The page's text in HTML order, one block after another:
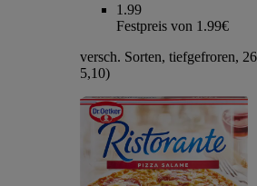
1.99
Festpreis von 1.99€
versch. Sorten, tiefgefroren,
5,10)